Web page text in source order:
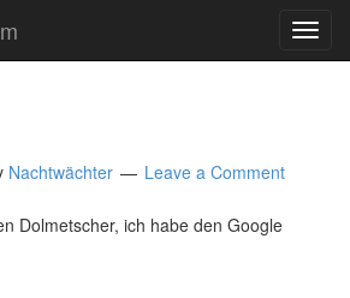
Nachtwächter Leave a Comment
Dolmetscher, ich habe den Google